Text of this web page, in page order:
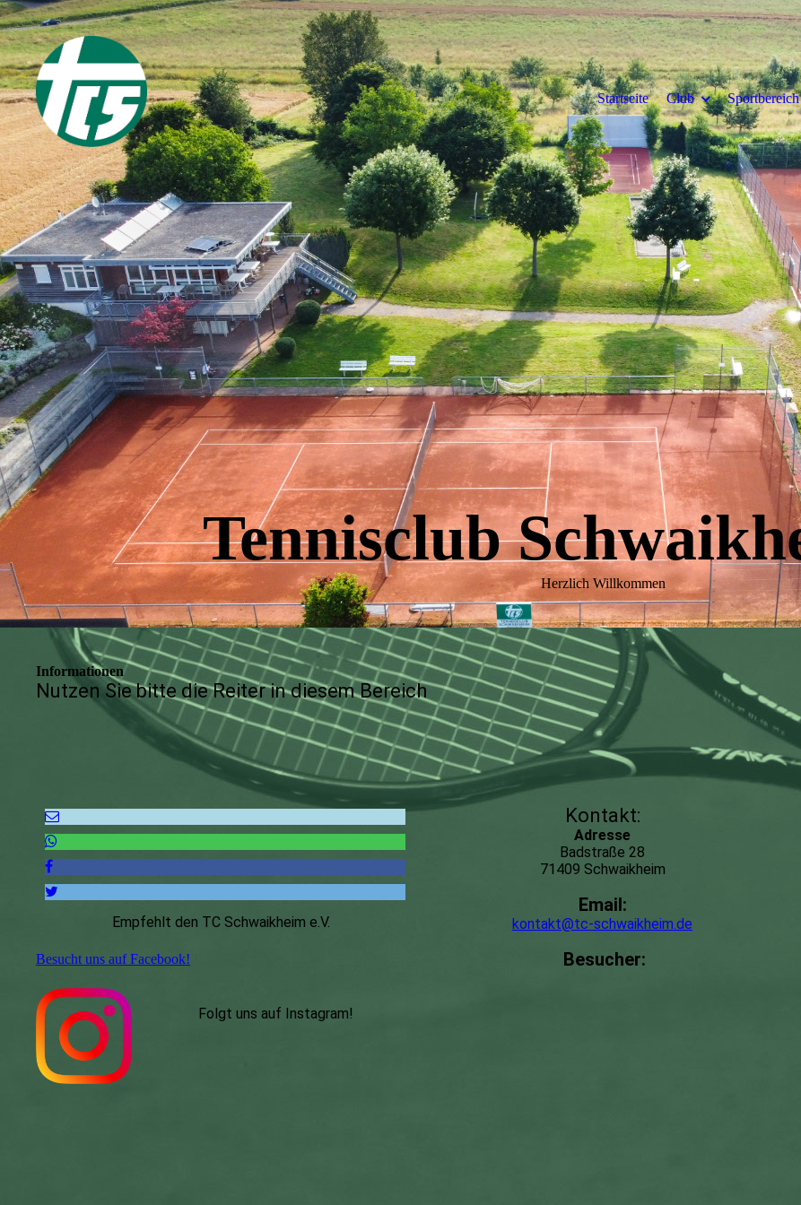
Startseite Club Sportbereich
Tennisclub
Herzlich Willkommen
Informationen
Nutzen Sie bitte die Reiter in diesem Bereich
Empfehlt den TC Schwaikheim e.V.
Besucht uns auf Facebook!
Folgt uns auf Instagram!
Kontakt:
Adresse
Badstraße 28
71409 Schwaikheim
Email:
kontakt@tc-schwaikheim.de
Besucher: